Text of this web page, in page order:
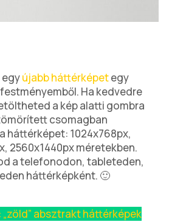
újabb háttérképetegy
Ha kedvedre
a kép alatti gombra
csomagban
háttérképet: 1024x768px,
2560x1440px méretekben.
a telefonodon, tableteden,
háttérképként. 🙂
absztrakt háttérképek